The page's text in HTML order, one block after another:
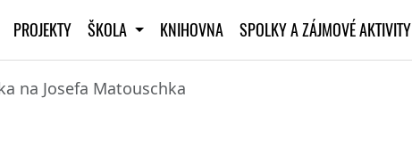
PROJEKTY ŠKOLA KNIHOVNA SPOLKY A ZÁJMOVÉ AKTIVITY
na Josefa Matouschka